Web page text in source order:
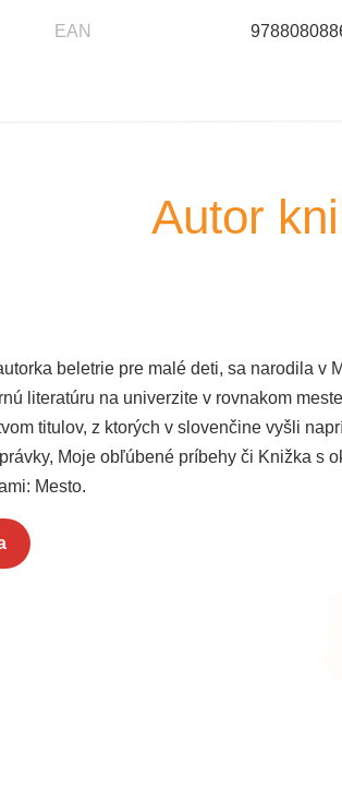
EAN
Autor
beletrie pre malé deti, sa narodila v
literatúru na univerzite v rovnakom
titulov, z ktorých v slovenčine vyšli
Moje obľúbené príbehy či Knižka s
Mesto.